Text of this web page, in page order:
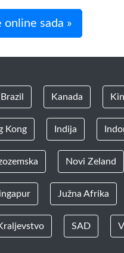
sada »
Brazil Kanada
Kong Indija
Novi Zeland
Južna Afrika
SAD